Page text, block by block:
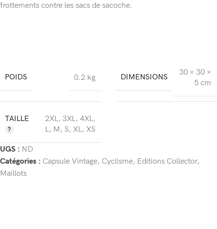
frottements contre les sacs de sacoche.
POIDS 0.2 kg DIMENSIONS
30 × 30 ×
5 cm
TAILLE 2XL, 3XL, 4XL,
L, M, S, XL, XS
UGS : ND
Catégories : Capsule Vintage, Cyclisme, Editions Collector,
Maillots